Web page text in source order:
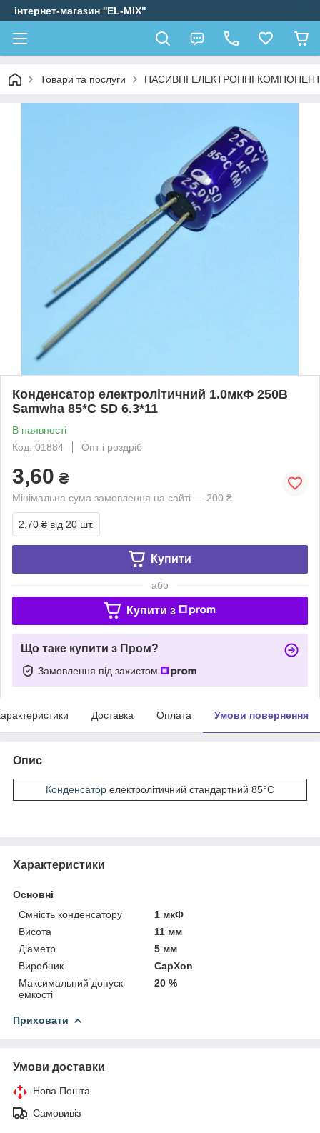
інтернет-магазин ''EL-MIX"
Товари та послуги ПАСИВНІ ЕЛЕКТРОННІ
Конденсатор електролітичний 1.0мкФ 250В
Samwha 85*С SD 6.3*11
В наявності
Код: 01884
Опт і роздріб
3,60 ₴
Мінімальна сума замовлення на сайті — 200 ₴
2,70 ₴ від 20 шт.
Купити
або
Купити з
Що таке купити з Пром?
Замовлення під захистом
Доставка Оплата Умови повернення
Опис
Конденсатор електролітичний стандартний 85°С
Характеристики
Основні
Ємність конденсатору
1 мкФ
Висота
11 мм
Діаметр
5 мм
Виробник
CapXon
Максимальний допуск
емкості
20 %
Приховати
Умови доставки
Нова Пошта
Самовивіз